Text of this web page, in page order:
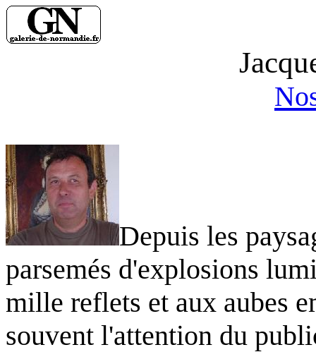
Depuis les
parsemés d'explosions
mille reflets et aux aubes
souvent l'attention du